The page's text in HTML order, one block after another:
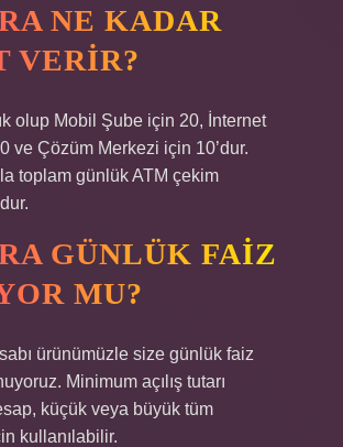
NE KADAR
VERIR?
olup Mobil Şube için 20, İnternet
ve Çözüm Merkezi için 10’dur.
toplam günlük ATM çekim
GÜNLÜK FAIZ
MU?
ürünümüzle size günlük faiz
Minimum açılış tutarı
küçük veya büyük tüm
kullanılabilir.